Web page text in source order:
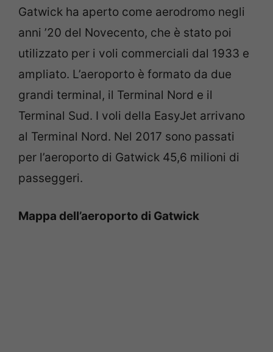
Gatwick ha aperto come aerodromo negli
anni ’20 del Novecento, che è stato poi
utilizzato per i voli commerciali dal 1933 e
ampliato. L’aeroporto è formato da due
grandi terminal, il Terminal Nord e il
Terminal Sud. I voli della EasyJet arrivano
al Terminal Nord. Nel 2017 sono passati
per l’aeroporto di Gatwick 45,6 milioni di
passeggeri.
Mappa dell’aeroporto di Gatwick